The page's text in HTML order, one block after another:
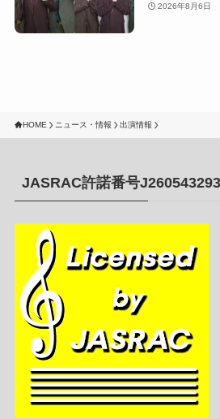
2026年8月6日
HOME ニュース・情報 出演情報
JASRAC許諾番号J260543293